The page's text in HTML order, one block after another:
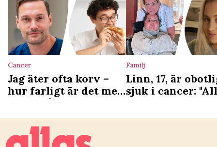
Cancer
Jag äter ofta korv –
hur farligt är det med
tanke på
cancerrisken?
Familj
Linn, 17, är
sjuk i cancer:
min gravsten"